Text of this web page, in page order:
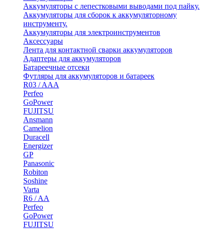
Аккумуляторы с лепестковыми выводами под пайку.
Аккумуляторы для сборок к аккумуляторному
инструменту.
Аккумуляторы для электроинструментов
Аксессуары
Лента для контактной сварки аккумуляторов
Адаптеры для аккумуляторов
Батареечные отсеки
Футляры для аккумуляторов и батареек
R03 / AAA
Perfeo
GoPower
FUJITSU
Ansmann
Camelion
Duracell
Energizer
GP
Panasonic
Robiton
Soshine
Varta
R6 / AA
Perfeo
GoPower
FUJITSU